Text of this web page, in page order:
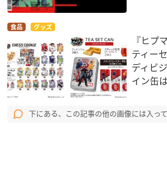
食品 グッズ
『ヒプ
ティー
ディビ
イン缶
下にある、この記事の他の画像には入って